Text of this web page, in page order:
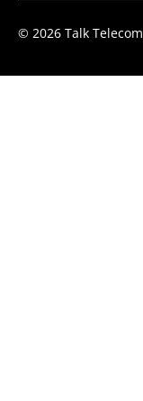
© 2026 Talk Telecom